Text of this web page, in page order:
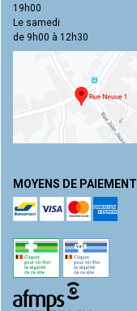
19h00
Le samedi
de 9h00 à 12h30
MOYENS DE PAIEMENT